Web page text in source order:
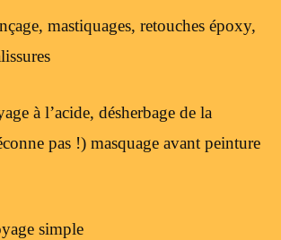
mastiquages, retouches époxy,
à l’acide, désherbage de la
pas !) masquage avant peinture
simple